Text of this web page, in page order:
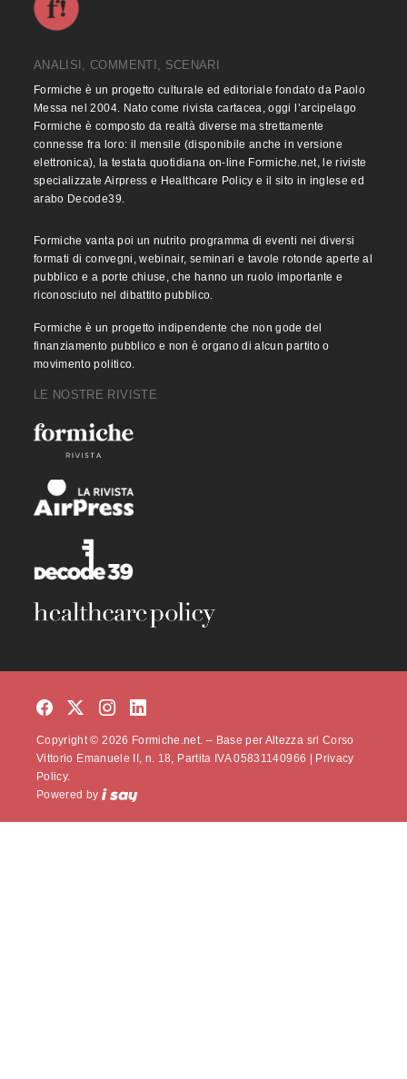
ANALISI, COMMENTI, SCENARI
Formiche è un progetto culturale ed editoriale fondato da Paolo
Messa nel 2004. Nato come rivista cartacea, oggi l’arcipelago
Formiche è composto da realtà diverse ma strettamente
connesse fra loro: il mensile (disponibile anche in versione
elettronica), la testata quotidiana on-line Formiche.net, le riviste
specializzate Airpress e Healthcare Policy e il sito in inglese ed
arabo Decode39.
Formiche vanta poi un nutrito programma di eventi nei diversi
formati di convegni, webinair, seminari e tavole rotonde aperte al
pubblico e a porte chiuse, che hanno un ruolo importante e
riconosciuto nel dibattito pubblico.
Formiche è un progetto indipendente che non gode del
finanziamento pubblico e non è organo di alcun partito o
movimento politico.
LE NOSTRE RIVISTE
Copyright © 2026 Formiche.net. – Base per Altezza srl Corso
Vittorio Emanuele II, n. 18, Partita IVA 05831140966 | Privacy
Policy.
Powered by